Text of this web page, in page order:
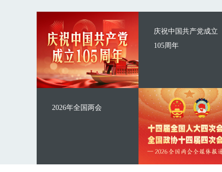
庆祝中国共产党成立
105周年
2026年全国两会